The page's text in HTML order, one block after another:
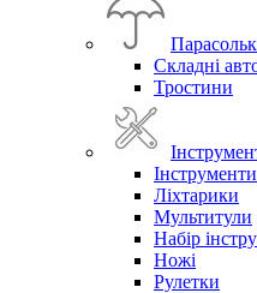
Складні
Тростини
Інструменти
Ліхтарики
Мультитули
Набір
Ножі
Рулетки